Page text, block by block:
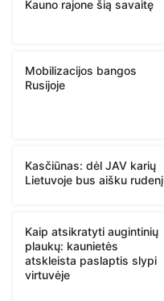
Kauno rajone šią savaitę
Mobilizacijos bangos
Rusijoje
Kasčiūnas: dėl JAV karių
Lietuvoje bus aišku rudenį
Kaip atsikratyti augintinių
plaukų: kaunietės
atskleista paslaptis slypi
virtuvėje